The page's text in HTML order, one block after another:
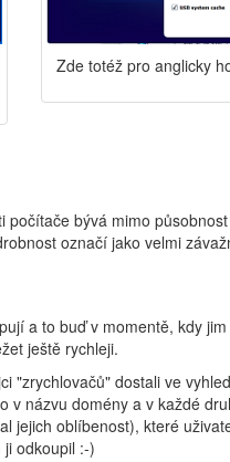
Zde totéž pro anglicky
bývá mimo
označí jako velmi
a to buď v momentě, kdy
ještě rychleji.
"zrychlovačů" dostali ve
názvu domény a v každé
jejich oblíbenost), které
odkoupil :-)